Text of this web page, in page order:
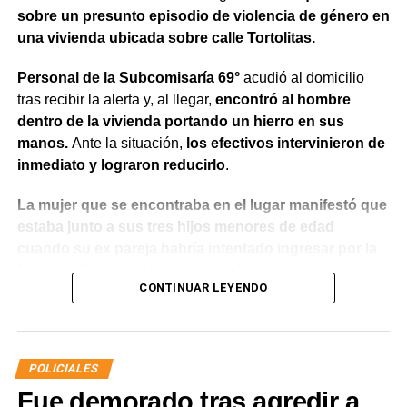
sobre un presunto episodio de violencia de género en
una vivienda ubicada sobre calle Tortolitas.
Personal de la Subcomisaría 69°acudió al domicilio
tras recibir la alerta y, al llegar, encontró al hombre
dentro de la vivienda portando un hierro en sus
manos. Ante la situación, los efectivos intervinieron de
inmediato y lograron reducirlo.
La mujer que se encontraba en el lugar manifestó que
estaba junto a sus tres hijos menores de edad
fuerza utilizando el hierro para abrir la puerta.Además,
indicó que meses atrás había radicado una denuncia
de acercamiento vigente, aunque en ese momento no
contaba con la documentación que acreditara la medida
judicial.
CONTINUAR LEYENDO
POLICIALES